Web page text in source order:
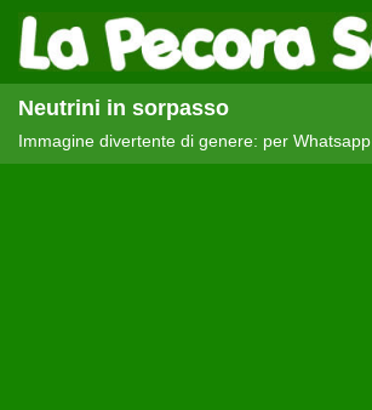
Neutrini in sorpasso
Immagine divertente di genere: per Whatsapp